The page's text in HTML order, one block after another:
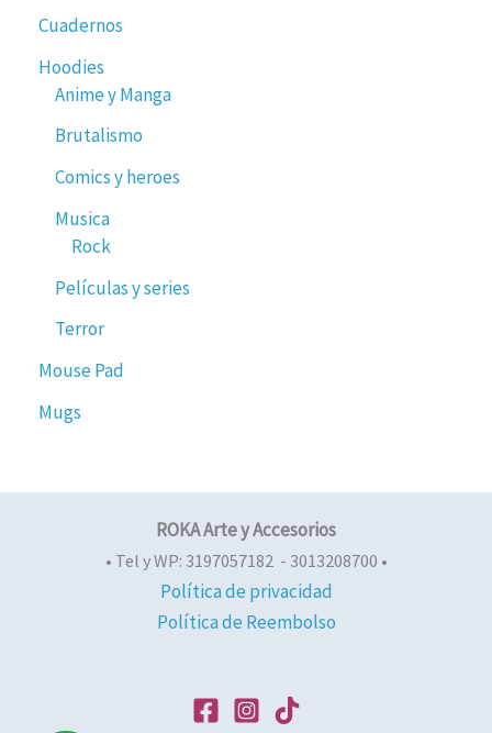
Cuadernos
Hoodies
Anime y Manga
Brutalismo
Comics y heroes
Musica
Rock
Películas y series
Terror
Mouse Pad
Mugs
ROKA Arte y Accesorios
• Tel y WP: 3197057182 - 3013208700 •
Política de privacidad
Política de Reembolso